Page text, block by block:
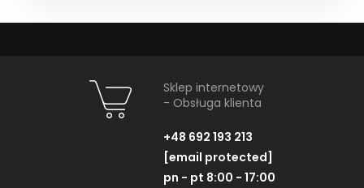
Sklep internetowy
- Obsługa klienta
+48 692 193 213
[email protected]
pn - pt 8:00 - 17:00